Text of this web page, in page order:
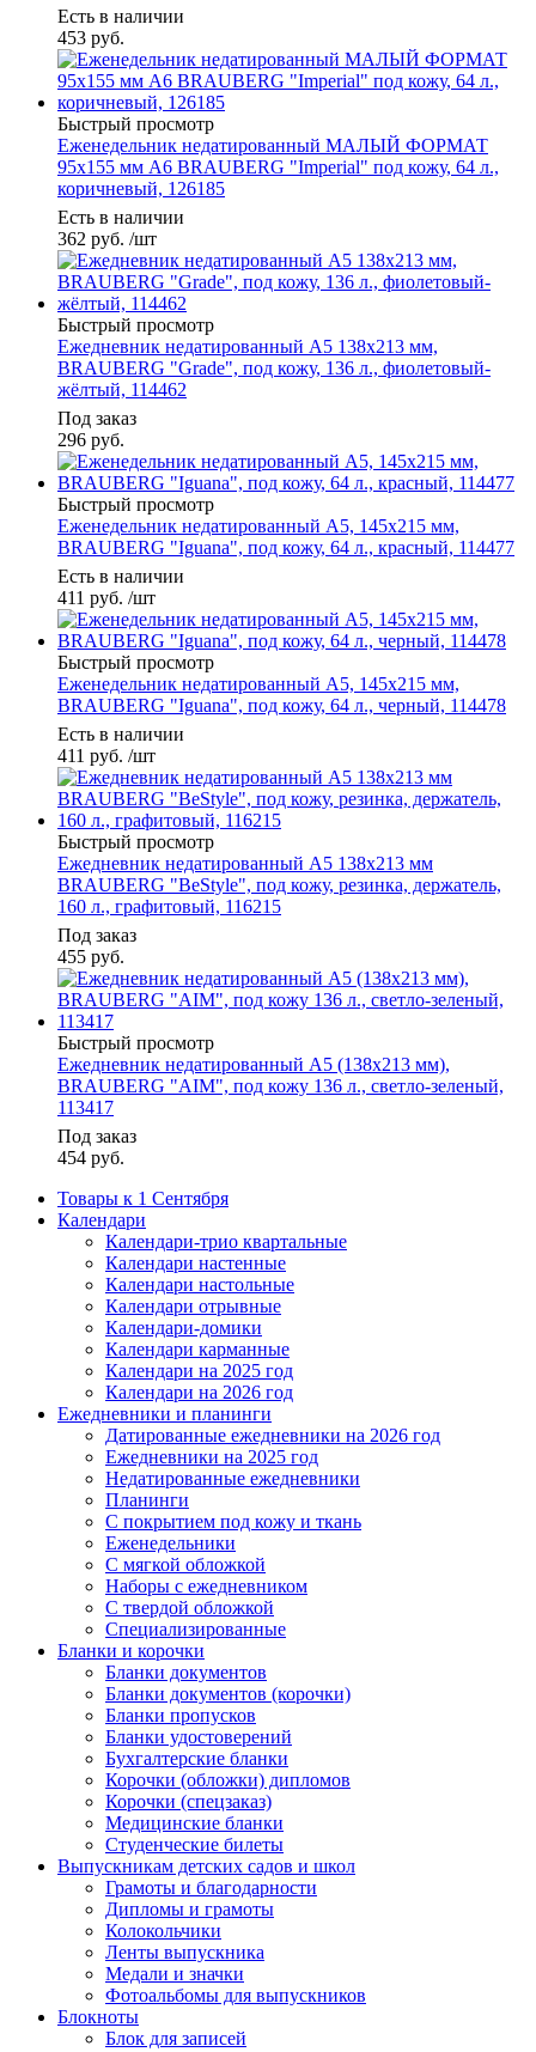
Есть в наличии
453 руб.
Быстрый просмотр
Еженедельник недатированный МАЛЫЙ ФОРМАТ
95х155 мм А6 BRAUBERG "Imperial" под кожу, 64 л.,
коричневый, 126185
Есть в наличии
362 руб. /шт
Быстрый просмотр
Ежедневник недатированный А5 138х213 мм,
BRAUBERG "Grade", под кожу, 136 л., фиолетовый-
жёлтый, 114462
Под заказ
296 руб.
Быстрый просмотр
Еженедельник недатированный А5, 145х215 мм,
BRAUBERG "Iguana", под кожу, 64 л., красный, 114477
Есть в наличии
411 руб. /шт
Быстрый просмотр
Еженедельник недатированный А5, 145х215 мм,
BRAUBERG "Iguana", под кожу, 64 л., черный, 114478
Есть в наличии
411 руб. /шт
Быстрый просмотр
Ежедневник недатированный А5 138х213 мм
BRAUBERG "BeStyle", под кожу, резинка, держатель,
160 л., графитовый, 116215
Под заказ
455 руб.
Быстрый просмотр
Ежедневник недатированный А5 (138х213 мм),
BRAUBERG "AIM", под кожу 136 л., светло-зеленый,
113417
Под заказ
454 руб.
Товары к 1 Сентября
Календари
Календари-трио квартальные
Календари настенные
Календари настольные
Календари отрывные
Календари-домики
Календари карманные
Календари на 2025 год
Календари на 2026 год
Ежедневники и планинги
Датированные ежедневники на 2026 год
Ежедневники на 2025 год
Недатированные ежедневники
Планинги
С покрытием под кожу и ткань
Еженедельники
С мягкой обложкой
Наборы с ежедневником
С твердой обложкой
Специализированные
Бланки и корочки
Бланки документов
Бланки документов (корочки)
Бланки пропусков
Бланки удостоверений
Бухгалтерские бланки
Корочки (обложки) дипломов
Корочки (спецзаказ)
Медицинские бланки
Студенческие билеты
Выпускникам детских садов и школ
Грамоты и благодарности
Дипломы и грамоты
Колокольчики
Ленты выпускника
Медали и значки
Фотоальбомы для выпускников
Блокноты
Блок для записей